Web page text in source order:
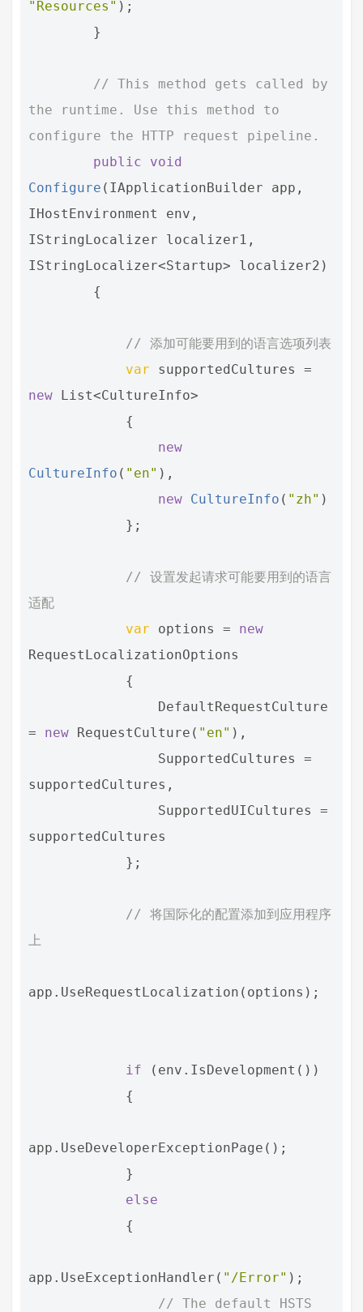
"Resources" );
}
// This method gets called by
the runtime. Use this method to
configure the HTTP request pipeline.
public
void
Configure ( IApplicationBuilder app ,
IHostEnvironment
env ,
IStringLocalizer
localizer1 ,
IStringLocalizer<Startup> localizer2 )
{
// 添加可能要用到的语言选项列表
var
supportedCultures
=
new List<CultureInfo>
{
new
CultureInfo ( "en" ),
new CultureInfo ( "zh" )
};
// 设置发起请求可能要用到的语言
适配
var
options =
new
RequestLocalizationOptions
{
DefaultRequestCulture
=
new RequestCulture ( "en" ),
SupportedCultures
=
supportedCultures ,
SupportedUICultures
=
supportedCultures
};
// 将国际化的配置添加到应用程序
上
app . UseRequestLocalization ( options );
if ( env . IsDevelopment ())
{
app . UseDeveloperExceptionPage ();
}
else
{
app . UseExceptionHandler ( "/Error" );
// The default HSTS